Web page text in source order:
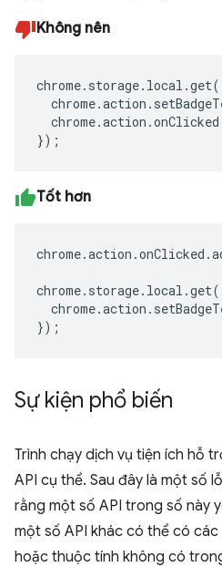
Không nên
chrome. storage. local .get
chrome.action .
chrome.action .onClicked
});
Tốt hơn
chrome.action .onClicked .
chrome. storage. local .get
chrome.action .
});
Sự kiện phổ biến
Trình chạy dịch vụ tiện ích hỗ
API cụ thể. Sau đây là một số
rằng một số API trong số này
một số API khác có thể có
hoặc thuộc tính không có